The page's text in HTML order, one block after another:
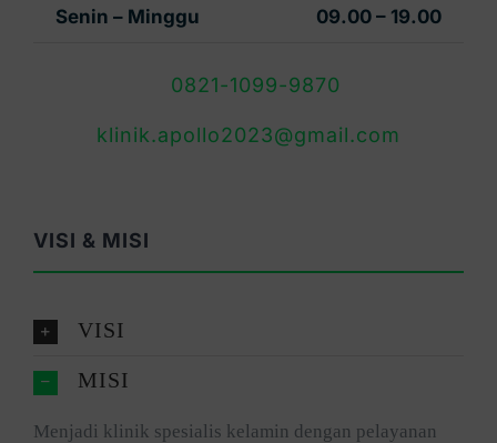
Senin – Minggu 09.00 – 19.00
0821-1099-9870
klinik.apollo2023@gmail.com
VISI & MISI
VISI
MISI
Menjadi klinik spesialis kelamin dengan pelayanan